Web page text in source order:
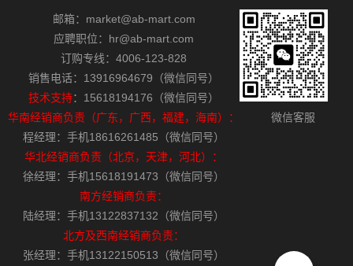
邮箱：market@ab-mart.com
应聘职位：hr@ab-mart.com
订购专线：4006-123-828
销售电话：13916964679（微信同号）
技术支持：15618194176（微信同号）
华南经销商负责（广东，广西，福建，海南）：
程经理：手机18616261485（微信同号）
华北经销商负责（北京，天津，河北）：
徐经理：手机15618191473（微信同号）
南方经销商负责：
陆经理：手机13122837132（微信同号）
北方及西南经销商负责：
张经理：手机13122150513（微信同号）
微信客服